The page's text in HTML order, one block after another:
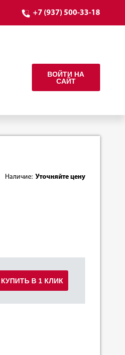
+7 (937) 500-33-18
ВОЙТИ НА
САЙТ
Наличие: Уточняйте цену
КУПИТЬ В 1 КЛИК